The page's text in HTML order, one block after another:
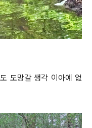
도망갈 생각 이아예 없